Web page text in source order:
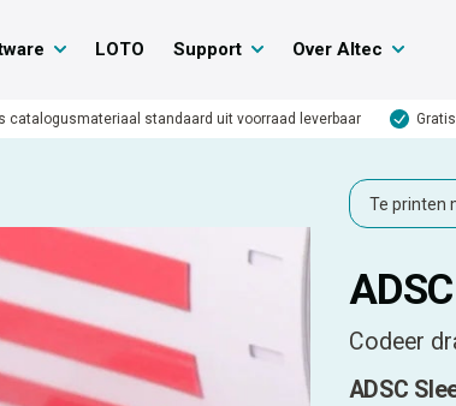
LOTO Support Over Altec
catalogusmateriaal standaard uit voorraad leverbaar
Te printen
Codeer
ADSC